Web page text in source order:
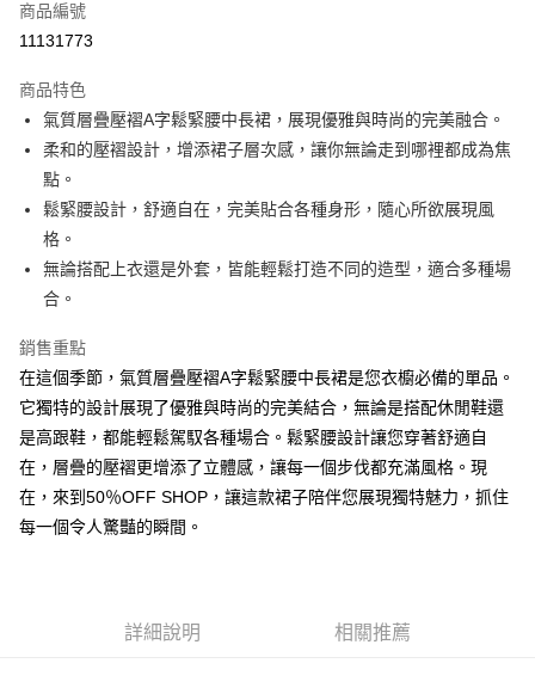
超商取貨付款
Apple Pay
街口支付
悠遊付
Google Pay
全盈+PAY
【關於「AFTEE先享後付」】
AFTEE先享後付是「在收到商品之後才付款」的支付方式。 讓您購物簡單
便利好安心！
１．簡單：不需註冊會員、不需綁卡、不需儲值。
２．便利：只要手機號碼，簡訊認證，即可結帳。
３．安心：先確認商品／服務後，再付款。
３．收到繳費通知簡訊後14天內，點擊此簡訊中的連結，可透過四大超商／
ATM付款
運送方式
全家取貨付款
每筆NT$45
商品編號
11131773
商品特色
氣質層疊壓褶A字鬆緊腰中長裙，展現優雅與時尚的完美融合。
柔和的壓褶設計，增添裙子層次感，讓你無論走到哪裡都成為焦
點。
鬆緊腰設計，舒適自在，完美貼合各種身形，隨心所欲展現風
格。
無論搭配上衣還是外套，皆能輕鬆打造不同的造型，適合多種場
合。
銷售重點
在這個季節，氣質層疊壓褶A字鬆緊腰中長裙是您衣櫥必備的單品。
它獨特的設計展現了優雅與時尚的完美結合，無論是搭配休閒鞋還
是高跟鞋，都能輕鬆駕馭各種場合。鬆緊腰設計讓您穿著舒適自
在，層疊的壓褶更增添了立體感，讓每一個步伐都充滿風格。現
在，來到50％OFF SHOP，讓這款裙子陪伴您展現獨特魅力，抓住
每一個令人驚豔的瞬間。
詳細說明 相關推薦